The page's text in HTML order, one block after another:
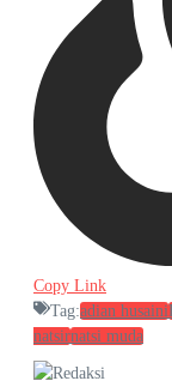
Copy Link
Tag:adian husaini
natsirnatsi muda